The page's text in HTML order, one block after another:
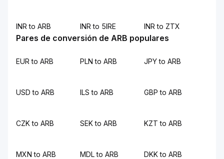
INR to ARB INR to 5IRE INR to ZTX
Pares de conversión de ARB populares
EUR to ARB PLN to ARB JPY to ARB
USD to ARB ILS to ARB GBP to ARB
CZK to ARB SEK to ARB KZT to ARB
MXN to ARB MDL to ARB DKK to ARB